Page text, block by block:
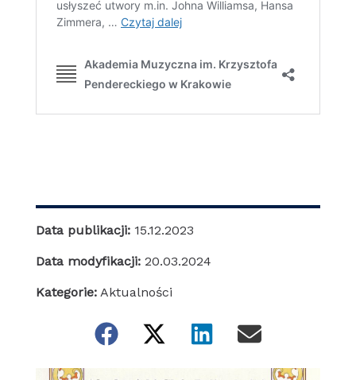
Data publikacji: 15.12.2023
Data modyfikacji: 20.03.2024
Kategorie: Aktualności